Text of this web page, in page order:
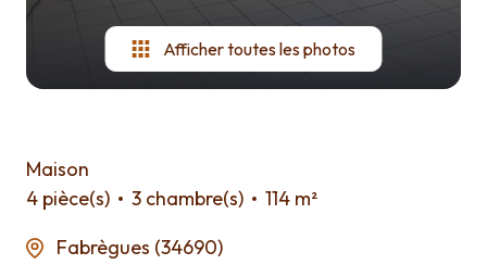
Afficher toutes les photos
Maison
4 pièce(s)
3 chambre(s)
114 m²
Fabrègues (34690)